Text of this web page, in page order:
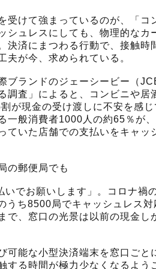
けて強まっているのが、「コ
シュレスにしても、物理的なカ
決済にまつわる行動で、接触時
夫が今、求められている。
ブランドのジェーシービー（
調査」によると、コンビニや居
が現金の受け渡しに不安を感
一般消費者1000人の約65％が
ていた店舗での支払いをキャッ
の郵便局でも
でお願いします」。コロナ禍
うち8500局でキャッシュレス
で、窓口の光景は以前の現金し
能な小型決済端末を窓口ごと
する時間が極力少なくなるよう